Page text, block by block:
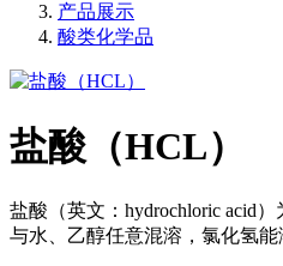
产品展示
酸类化学品
盐酸（HCL）
盐酸（英文：hydrochloric acid
与水、乙醇任意混溶，氯化氢能